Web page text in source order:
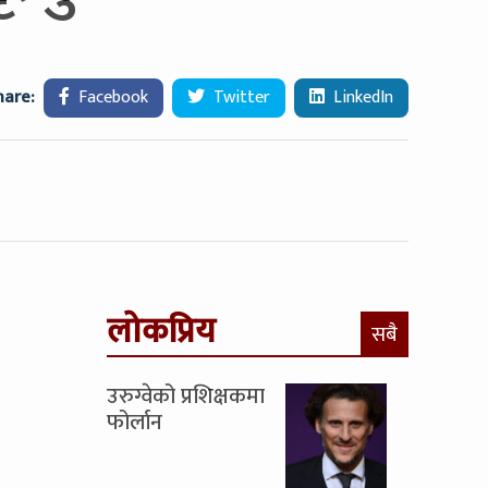
Facebook Twitter LinkedIn
लोकप्रिय सबै
उरुग्वेको प्रशिक्षकमा
फोर्लान